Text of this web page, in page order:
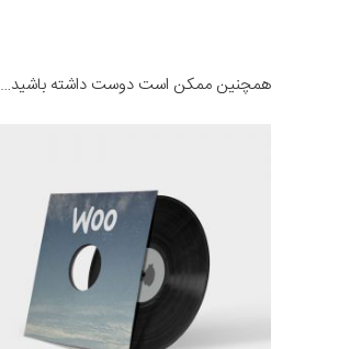
همچنین ممکن است دوست داشته باشید…